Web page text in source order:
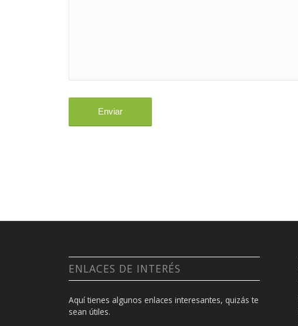
ENLACES DE INTERÉS
Aquí tienes algunos enlaces interesantes, quizás te
sean útiles.